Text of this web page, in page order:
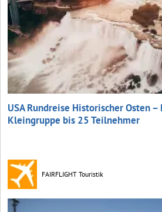
USA Rundreise Historischer Osten
Kleingruppe bis 25 Teilnehmer
FAIRFLIGHT Touristik